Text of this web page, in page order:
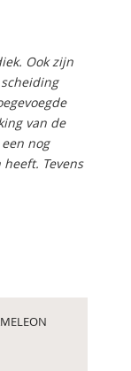
Ook zijn
van de
nog
Tevens